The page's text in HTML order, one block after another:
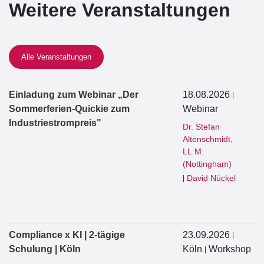
Weitere Veranstaltungen
Alle Veranstaltungen
Einladung zum Webinar „Der
Sommerferien-Quickie zum
Industriestrompreis"
18.08.2026
Webinar
Dr. Stefan
Altenschmidt,
LL.M.
(Nottingham)
David Nückel
Compliance x KI | 2-tägige
Schulung | Köln
23.09.2026
Köln Workshop